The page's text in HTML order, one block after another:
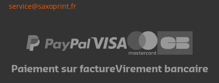
service@saxoprint.fr
Paiement sur factureVirement bancaire